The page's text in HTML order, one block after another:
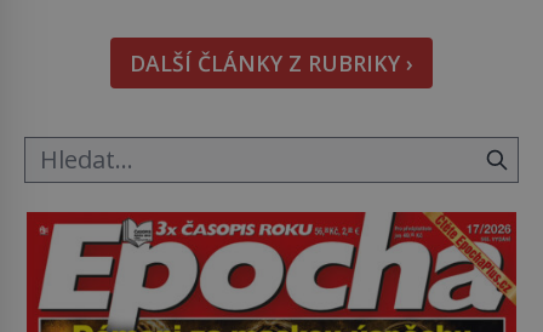
nějakém žít. Mezi ty nejslavnější patří i římské
ghetto založené v roce 1555. Pokud jde o vztah
k Židům, nemá se Řím čím chlubit. […]
DALŠÍ ČLÁNKY Z RUBRIKY ›